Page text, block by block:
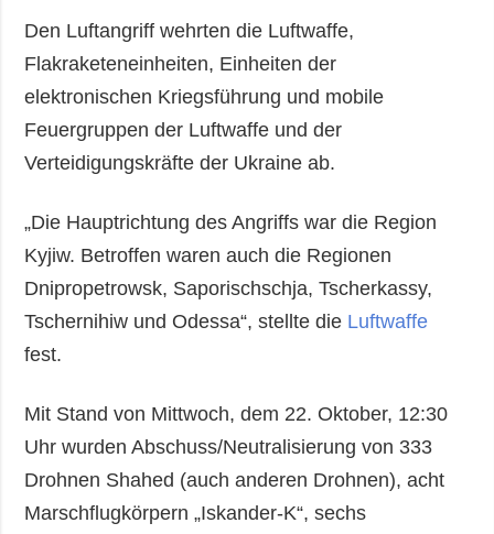
Den Luftangriff wehrten die Luftwaffe,
Flakraketeneinheiten, Einheiten der
elektronischen Kriegsführung und mobile
Feuergruppen der Luftwaffe und der
Verteidigungskräfte der Ukraine ab.
„Die Hauptrichtung des Angriffs war die Region
Kyjiw. Betroffen waren auch die Regionen
Dnipropetrowsk, Saporischschja, Tscherkassy,
Tschernihiw und Odessa“, stellte die Luftwaffe
fest.
Mit Stand von Mittwoch, dem 22. Oktober, 12:30
Uhr wurden Abschuss/Neutralisierung von 333
Drohnen Shahed (auch anderen Drohnen), acht
Marschflugkörpern „Iskander-K“, sechs